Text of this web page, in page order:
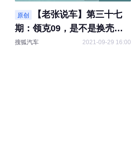
原创
【老张说车】第三十七
期：领克09，是不是换壳的
XC90？
搜狐汽车 2021-09-29 16:00